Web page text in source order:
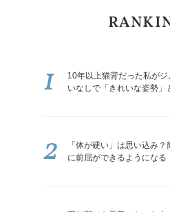
10年以上猫背だった私がジ
いなしで「きれいな姿勢」
1
「体が硬い」は思い込み？
に前屈ができるようになる
2